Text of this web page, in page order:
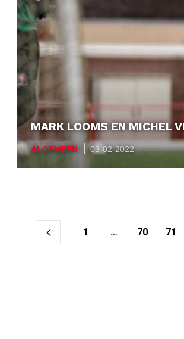
MARK LOOMS EN MICHEL
ALGEMEEN 03-02-2022
Berichtnavigatie
1 … 70 71